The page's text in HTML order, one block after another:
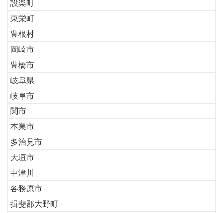
設楽町
東栄町
豊根村
岡崎市
豊橋市
岐阜県
岐阜市
関市
本巣市
多治見市
大垣市
中津川
各務原市
揖斐郡大野町